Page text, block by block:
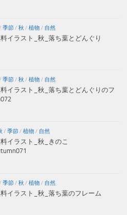
季節/ 秋 / 植物/ 自然
イラスト_秋_落ち葉とどんぐり
季節/ 秋 / 植物/ 自然
イラスト_秋_落ち葉とどんぐりのフ
/ 季節/ 植物/ 自然
イラスト_秋_きのこ
季節/ 秋 / 植物/ 自然
イラスト_秋_落ち葉のフレーム